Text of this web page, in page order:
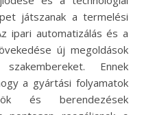
játszanak a termelési
ipari automatizálás és a
új megoldások
Ennek
a gyártási folyamatok
és berendezések